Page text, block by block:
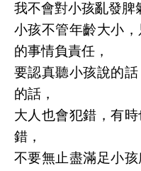
我不會對小孩亂發脾
小孩不管年齡大小
的事情負責任，
要認真聽小孩說的
的話，
大人也會犯錯，有
錯，
不要無止盡滿足小